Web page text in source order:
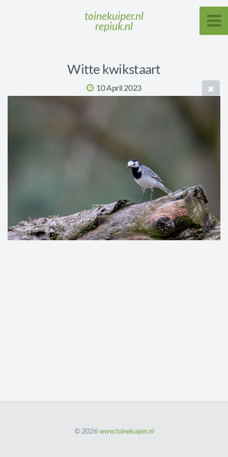
toinekuiper.nl
repiuk.nl
Witte kwikstaart
10 April 2023
© 2026www.toinekuiper.nl